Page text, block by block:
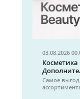
03.08.2026
Косметика
Самое